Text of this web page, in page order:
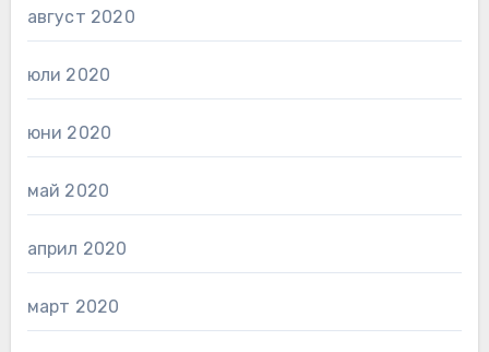
август 2020
юли 2020
юни 2020
май 2020
април 2020
март 2020